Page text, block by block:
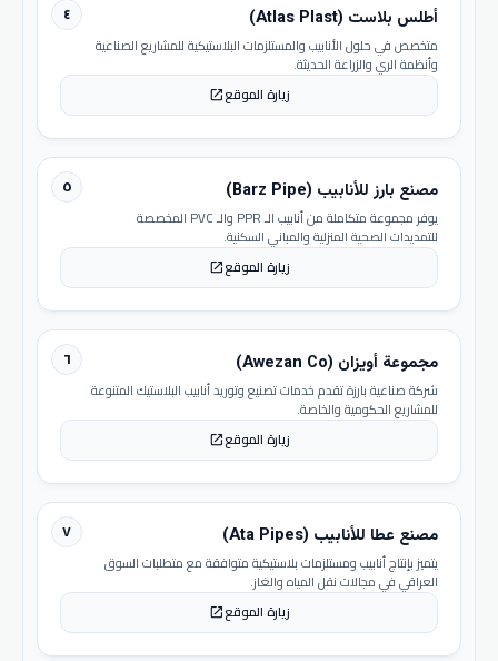
٤ أطلس بلاست (Atlas Plast)
متخصص في حلول الأنابيب والمستلزمات البلاستيكية للمشاريع الصناعية
وأنظمة الري والزراعة الحديثة.
زيارة الموقعopen_in_new
٥ مصنع بارز للأنابيب (Barz Pipe)
يوفر مجموعة متكاملة من أنابيب الـ PPR والـ PVC المخصصة
للتمديدات الصحية المنزلية والمباني السكنية.
زيارة الموقعopen_in_new
٦ مجموعة أويزان (Awezan Co)
شركة صناعية بارزة تقدم خدمات تصنيع وتوريد أنابيب البلاستيك المتنوعة
للمشاريع الحكومية والخاصة.
زيارة الموقعopen_in_new
٧ مصنع عطا للأنابيب (Ata Pipes)
يتميز بإنتاج أنابيب ومستلزمات بلاستيكية متوافقة مع متطلبات السوق
العراقي في مجالات نقل المياه والغاز.
زيارة الموقعopen_in_new